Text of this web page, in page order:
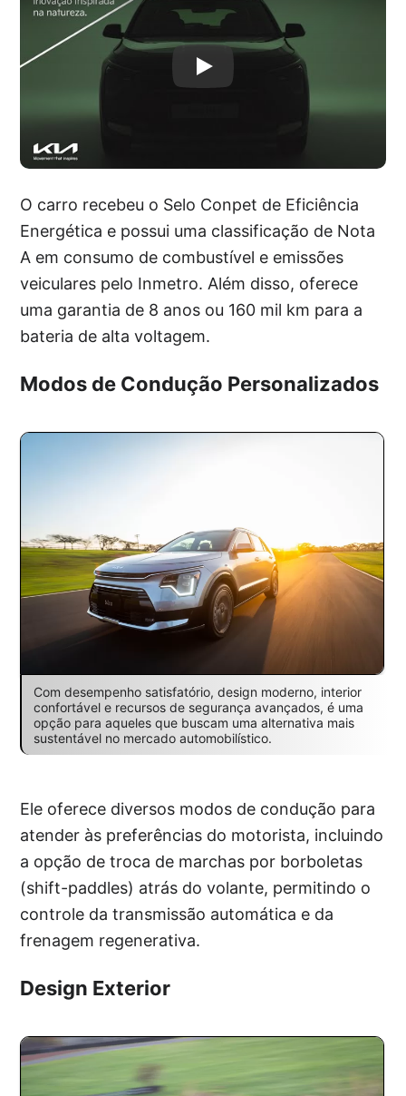
O carro recebeu o Selo Conpet de Eficiência
Energética e possui uma classificação de Nota
A em consumo de combustível e emissões
veiculares pelo Inmetro. Além disso, oferece
uma garantia de 8 anos ou 160 mil km para a
bateria de alta voltagem.
Modos de Condução Personalizados
Com desempenho satisfatório, design moderno, interior
confortável e recursos de segurança avançados, é uma
opção para aqueles que buscam uma alternativa mais
sustentável no mercado automobilístico.
Ele oferece diversos modos de condução para
atender às preferências do motorista, incluindo
a opção de troca de marchas por borboletas
(shift-paddles) atrás do volante, permitindo o
controle da transmissão automática e da
frenagem regenerativa.
Design Exterior